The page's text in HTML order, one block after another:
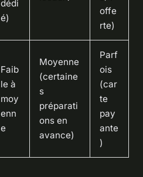
dédi
é)
offe
rte)
Faib
le à
moy
enn
e
Moyenne
(certaine
s
préparati
ons en
avance)
Parf
ois
(car
te
pay
ante
)